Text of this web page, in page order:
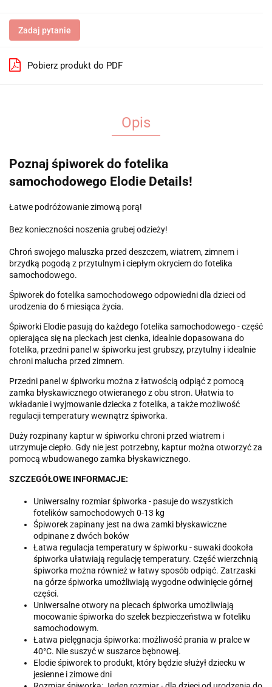
Zadaj pytanie
Pobierz produkt do PDF
Opis
Poznaj śpiworek do fotelika
samochodowego Elodie Details!
Łatwe podróżowanie zimową porą!
Bez konieczności noszenia grubej odzieży!
Chroń swojego maluszka przed deszczem, wiatrem, zimnem i
brzydką pogodą z przytulnym i ciepłym okryciem do fotelika
samochodowego.
Śpiworek do fotelika samochodowego odpowiedni dla dzieci od
urodzenia do 6 miesiąca życia.
Śpiworki Elodie pasują do każdego fotelika samochodowego - część
opierająca się na pleckach jest cienka, idealnie dopasowana do
fotelika, przedni panel w śpiworku jest grubszy, przytulny i idealnie
chroni malucha przed zimnem.
Przedni panel w śpiworku można z łatwością odpiąć z pomocą
zamka błyskawicznego otwieranego z obu stron. Ułatwia to
wkładanie i wyjmowanie dziecka z fotelika, a także możliwość
regulacji temperatury wewnątrz śpiworka.
Duży rozpinany kaptur w śpiworku chroni przed wiatrem i
utrzymuje ciepło. Gdy nie jest potrzebny, kaptur można otworzyć za
pomocą wbudowanego zamka błyskawicznego.
SZCZEGÓŁOWE INFORMACJE:
Uniwersalny rozmiar śpiworka - pasuje do wszystkich
fotelików samochodowych 0-13 kg
Śpiworek zapinany jest na dwa zamki błyskawiczne
odpinane z dwóch boków
Łatwa regulacja temperatury w śpiworku - suwaki dookoła
śpiworka ułatwiają regulację temperatury. Część wierzchnią
śpiworka można również w łatwy sposób odpiąć. Zatrzaski
na górze śpiworka umożliwiają wygodne odwinięcie górnej
części.
Uniwersalne otwory na plecach śpiworka umożliwiają
mocowanie śpiworka do szelek bezpieczeństwa w foteliku
samochodowym.
Łatwa pielęgnacja śpiworka: możliwość prania w pralce w
40°C. Nie suszyć w suszarce bębnowej.
Elodie śpiworek to produkt, który będzie służył dziecku w
jesienne i zimowe dni